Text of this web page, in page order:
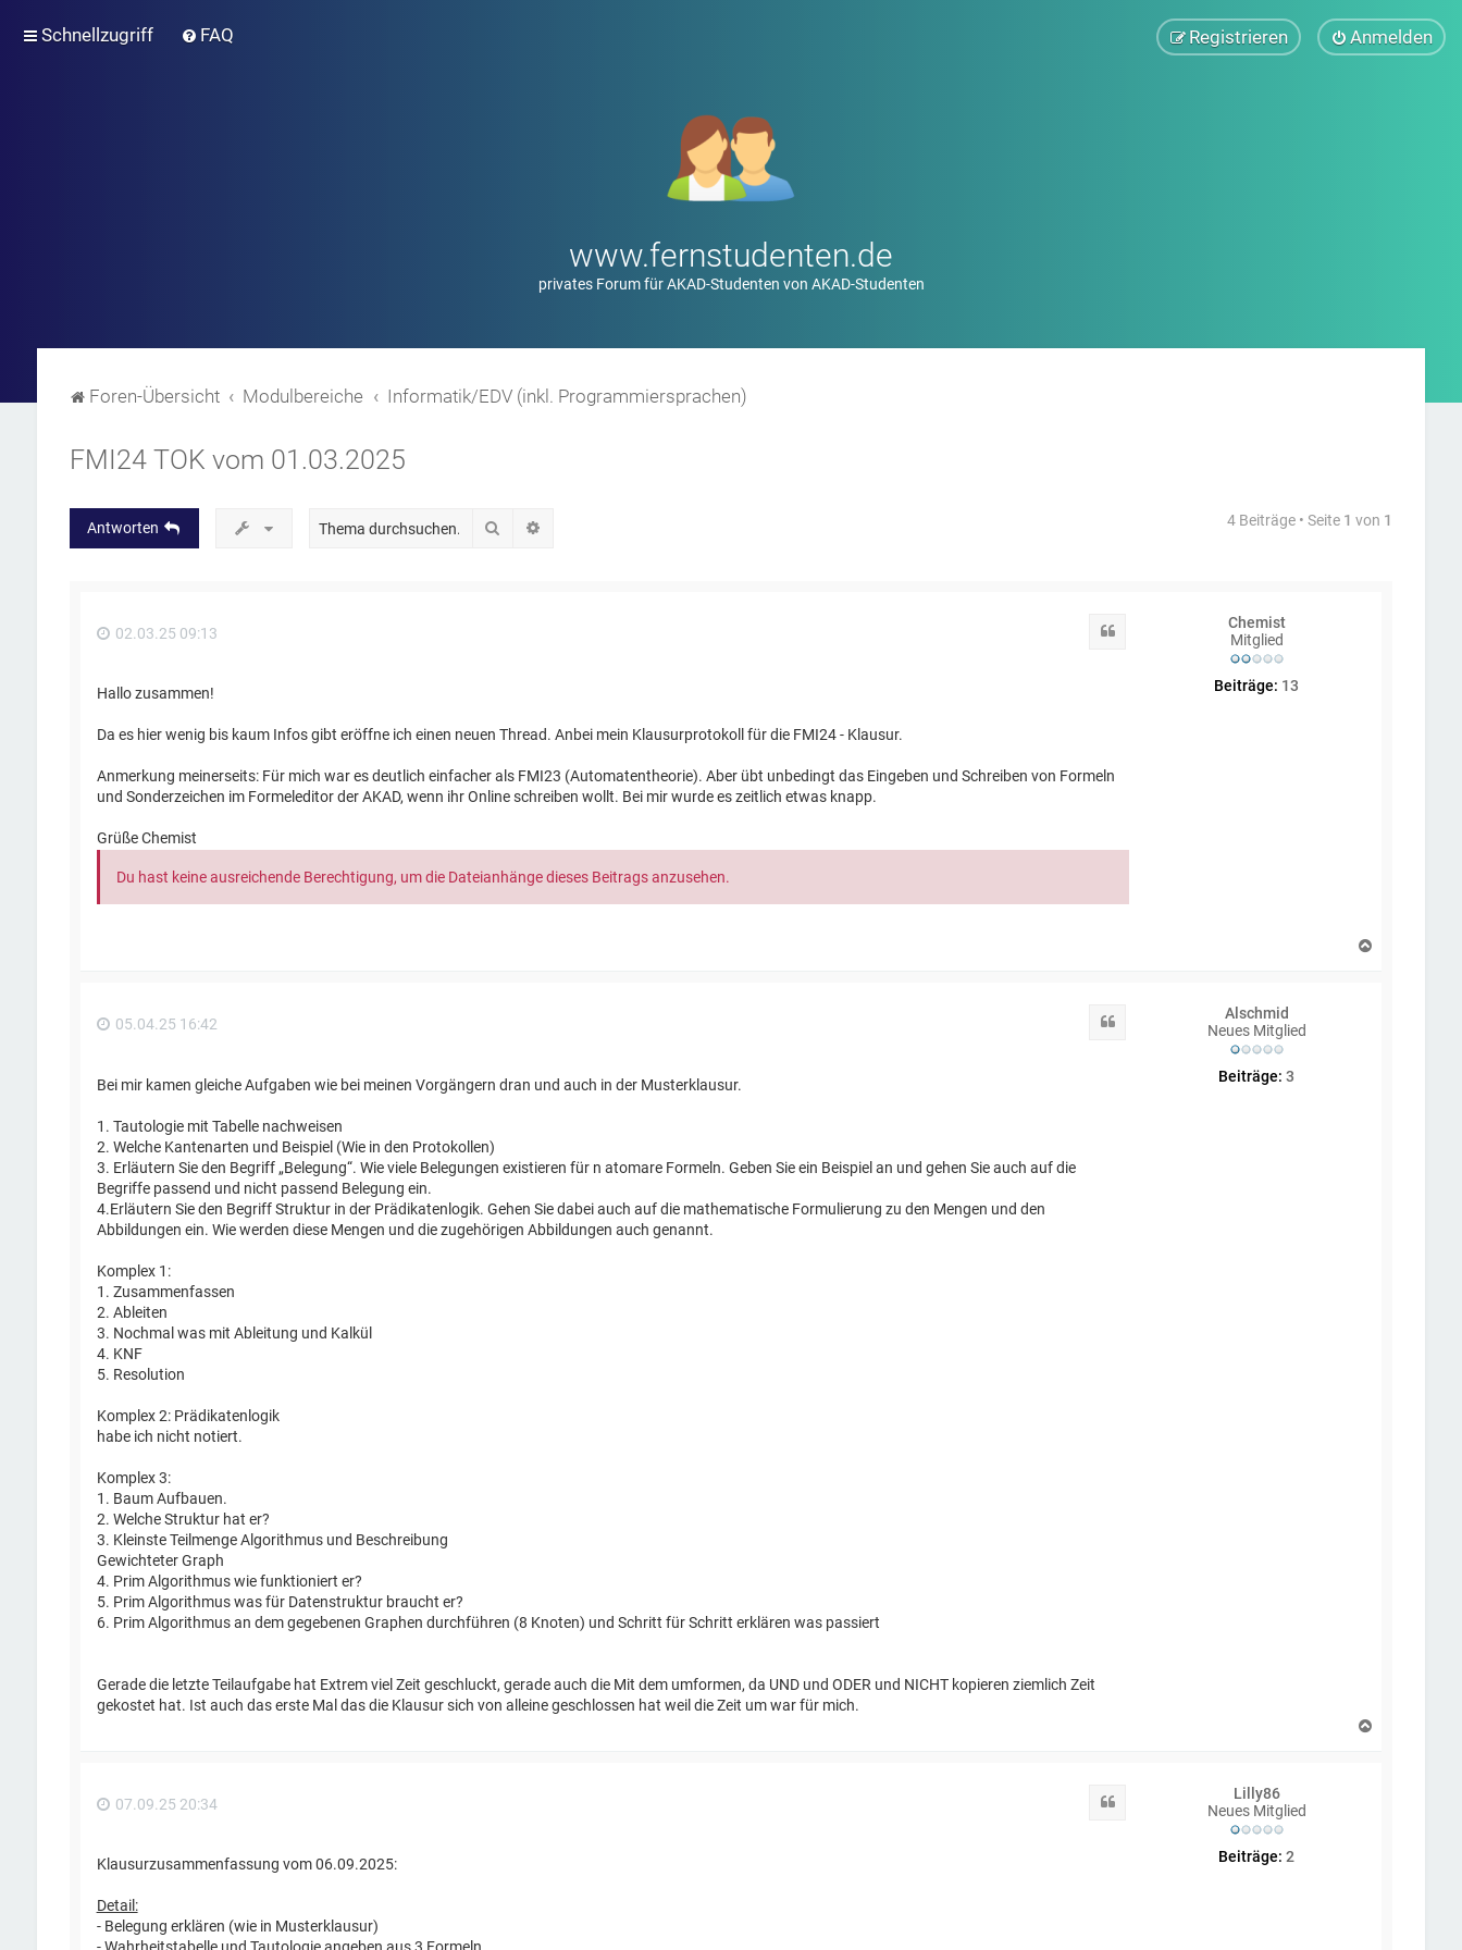
Schnellzugriff FAQ Anmelden
Registrieren
www.fernstudenten.de
privates Forum für AKAD-Studenten von AKAD-Studenten
Foren-Übersicht Modulbereiche Informatik/EDV (inkl. Programmiersprachen)
FMI24 TOK vom 01.03.2025
Antworten Suche 4 Beiträge • Seite 1 von 1
Chemist
Mitglied
Beiträge: 13
02.03.25 09:13
Hallo zusammen!
Da es hier wenig bis kaum Infos gibt eröffne ich einen neuen Thread. Anbei mein Klausurprotokoll für die FMI24 - Klausur.
Anmerkung meinerseits: Für mich war es deutlich einfacher als FMI23 (Automatentheorie). Aber übt unbedingt das Eingeben und Schreiben von Formeln
und Sonderzeichen im Formeleditor der AKAD, wenn ihr Online schreiben wollt. Bei mir wurde es zeitlich etwas knapp.
Grüße Chemist
Du hast keine ausreichende Berechtigung, um die Dateianhänge dieses Beitrags anzusehen.
Alschmid
Neues Mitglied
Beiträge: 3
05.04.25 16:42
Bei mir kamen gleiche Aufgaben wie bei meinen Vorgängern dran und auch in der Musterklausur.
1. Tautologie mit Tabelle nachweisen
2. Welche Kantenarten und Beispiel (Wie in den Protokollen)
3. Erläutern Sie den Begriff „Belegung“. Wie viele Belegungen existieren für n atomare Formeln. Geben Sie ein Beispiel an und gehen Sie auch auf die
Begriffe passend und nicht passend Belegung ein.
4.Erläutern Sie den Begriff Struktur in der Prädikatenlogik. Gehen Sie dabei auch auf die mathematische Formulierung zu den Mengen und den
Abbildungen ein. Wie werden diese Mengen und die zugehörigen Abbildungen auch genannt.
Komplex 1:
1. Zusammenfassen
2. Ableiten
3. Nochmal was mit Ableitung und Kalkül
4. KNF
5. Resolution
Komplex 2: Prädikatenlogik
habe ich nicht notiert.
Komplex 3:
1. Baum Aufbauen.
2. Welche Struktur hat er?
3. Kleinste Teilmenge Algorithmus und Beschreibung
Gewichteter Graph
4. Prim Algorithmus wie funktioniert er?
5. Prim Algorithmus was für Datenstruktur braucht er?
6. Prim Algorithmus an dem gegebenen Graphen durchführen (8 Knoten) und Schritt für Schritt erklären was passiert
Gerade die letzte Teilaufgabe hat Extrem viel Zeit geschluckt, gerade auch die Mit dem umformen, da UND und ODER und NICHT kopieren ziemlich Zeit
gekostet hat. Ist auch das erste Mal das die Klausur sich von alleine geschlossen hat weil die Zeit um war für mich.
Lilly86
Neues Mitglied
Beiträge: 2
07.09.25 20:34
Klausurzusammenfassung vom 06.09.2025:
Detail:
- Belegung erklären (wie in Musterklausur)